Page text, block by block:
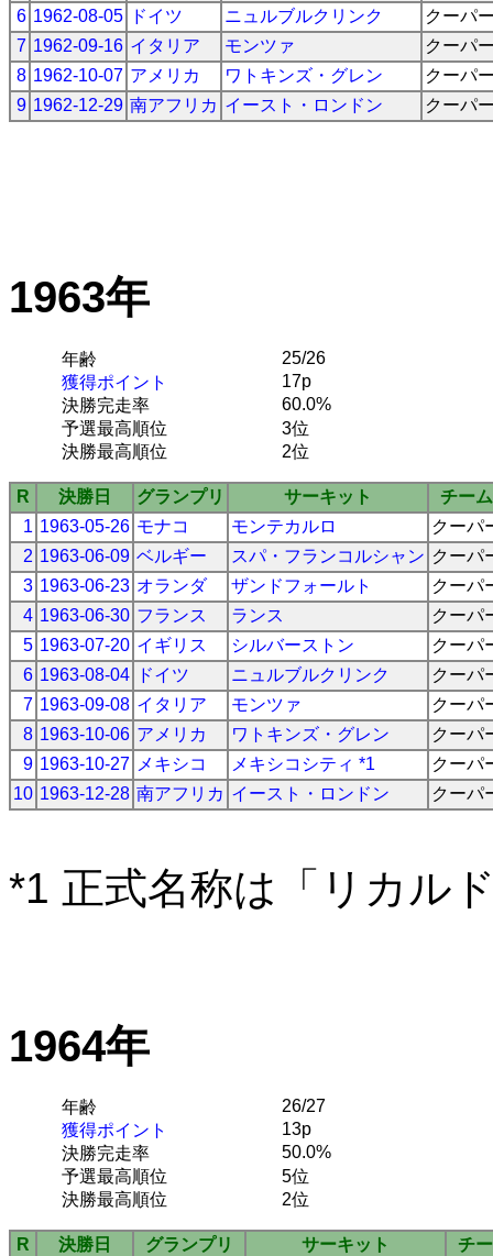
6 1962-08-05 ドイツ ニュルブルクリンク
クーパ
7 1962-09-16 イタリア モンツァ
クーパ
8 1962-10-07 アメリカ ワトキンズ・グレン
クーパ
9 1962-12-29 南アフリカ イースト・ロンドン クーパ
1963年
年齢
25/26
獲得ポイント
17p
決勝完走率
60.0%
予選最高順位
3位
決勝最高順位
2位
R 決勝日 グランプリ サーキット
チーム
1 1963-05-26 モナコ モンテカルロ
クーパ
2 1963-06-09 ベルギー スパ・フランコルシャン クーパ
3 1963-06-23 オランダ ザンドフォールト
クーパ
4 1963-06-30 フランス ランス
クーパ
5 1963-07-20 イギリス シルバーストン
クーパ
6 1963-08-04 ドイツ ニュルブルクリンク
クーパ
7 1963-09-08 イタリア モンツァ
クーパ
8 1963-10-06 アメリカ ワトキンズ・グレン
クーパ
9 1963-10-27 メキシコ メキシコシティ *1
クーパ
10 1963-12-28 南アフリカ イースト・ロンドン クーパ
*1 正式名称は「リカル
1964年
年齢
26/27
獲得ポイント
13p
決勝完走率
50.0%
予選最高順位
5位
決勝最高順位
2位
R 決勝日 グランプリ サーキット
チ